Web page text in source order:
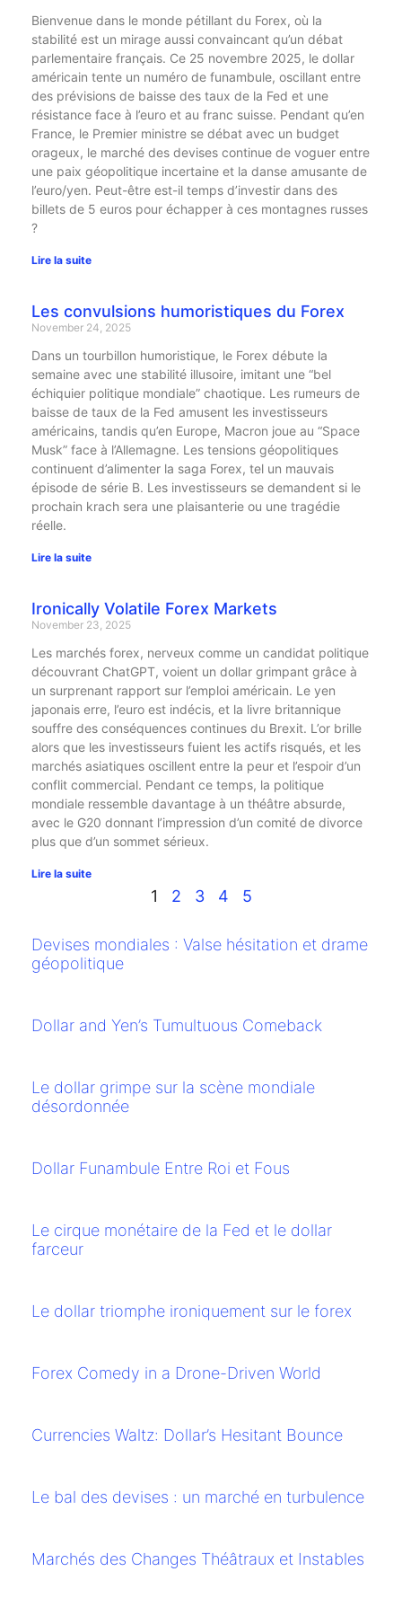
Bienvenue dans le monde pétillant du Forex, où la
stabilité est un mirage aussi convaincant qu’un débat
parlementaire français. Ce 25 novembre 2025, le dollar
américain tente un numéro de funambule, oscillant entre
des prévisions de baisse des taux de la Fed et une
résistance face à l’euro et au franc suisse. Pendant qu’en
France, le Premier ministre se débat avec un budget
orageux, le marché des devises continue de voguer entre
une paix géopolitique incertaine et la danse amusante de
l’euro/yen. Peut-être est-il temps d’investir dans des
billets de 5 euros pour échapper à ces montagnes russes
?
Lire la suite
Les convulsions humoristiques du Forex
November 24, 2025
Dans un tourbillon humoristique, le Forex débute la
semaine avec une stabilité illusoire, imitant une “bel
échiquier politique mondiale” chaotique. Les rumeurs de
baisse de taux de la Fed amusent les investisseurs
américains, tandis qu’en Europe, Macron joue au “Space
Musk” face à l’Allemagne. Les tensions géopolitiques
continuent d’alimenter la saga Forex, tel un mauvais
épisode de série B. Les investisseurs se demandent si le
prochain krach sera une plaisanterie ou une tragédie
réelle.
Lire la suite
Ironically Volatile Forex Markets
November 23, 2025
Les marchés forex, nerveux comme un candidat politique
découvrant ChatGPT, voient un dollar grimpant grâce à
un surprenant rapport sur l’emploi américain. Le yen
japonais erre, l’euro est indécis, et la livre britannique
souffre des conséquences continues du Brexit. L’or brille
alors que les investisseurs fuient les actifs risqués, et les
marchés asiatiques oscillent entre la peur et l’espoir d’un
conflit commercial. Pendant ce temps, la politique
mondiale ressemble davantage à un théâtre absurde,
avec le G20 donnant l’impression d’un comité de divorce
plus que d’un sommet sérieux.
Lire la suite
1 2 3 4 5
Devises mondiales : Valse hésitation et drame
géopolitique
Dollar and Yen’s Tumultuous Comeback
Le dollar grimpe sur la scène mondiale
désordonnée
Dollar Funambule Entre Roi et Fous
Le cirque monétaire de la Fed et le dollar
farceur
Le dollar triomphe ironiquement sur le forex
Forex Comedy in a Drone-Driven World
Currencies Waltz: Dollar’s Hesitant Bounce
Le bal des devises : un marché en turbulence
Marchés des Changes Théâtraux et Instables